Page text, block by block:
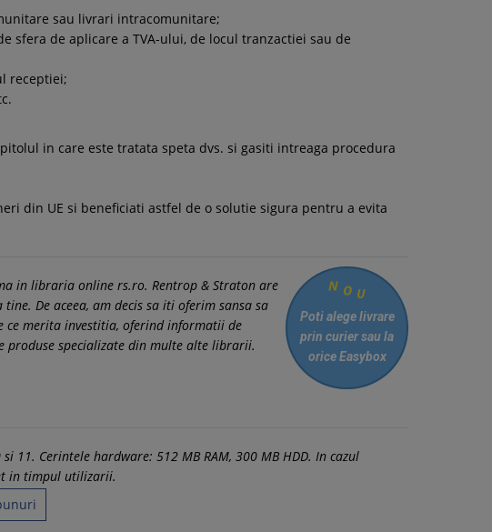
sau livrari intracomunitare;
sfera de aplicare a TVA-ului, de locul tranzactiei sau de
receptiei;
in care este tratata speta dvs. si gasiti intreaga procedura
din UE si beneficiati astfel de o solutie sigura pentru a evita
in libraria online rs.ro. Rentrop & Straton are
De aceea, am decis sa iti oferim sansa sa
ce merita investitia, oferind informatii de
produse specializate din multe alte librarii.
N O U
Poti alege livrare
prin curiersau la
orice Easybox
11. Cerintele hardware: 512 MB RAM, 300 MB HDD. In cazul
in timpul utilizarii.